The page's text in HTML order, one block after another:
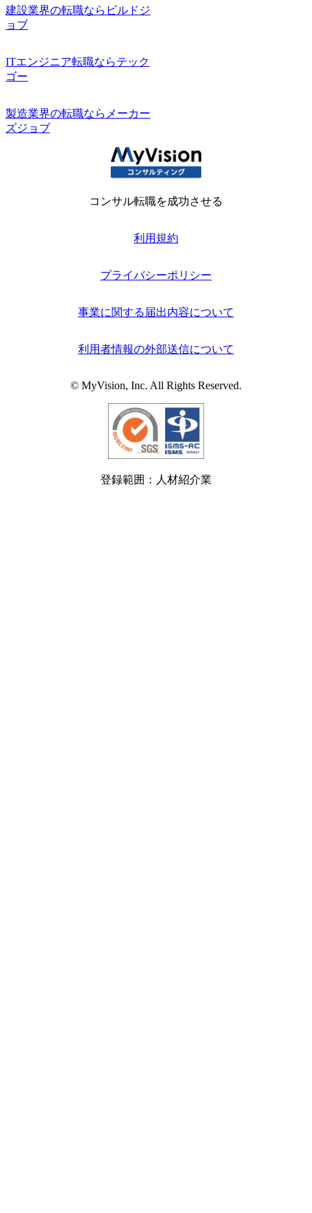
建設業界の転職ならビルドジ
ョブ
ITエンジニア転職ならテック
ゴー
製造業界の転職ならメーカー
ズジョブ
コンサル転職を成功させる
利用規約
プライバシーポリシー
事業に関する届出内容について
利用者情報の外部送信について
© MyVision, Inc. All Rights Reserved.
登録範囲：人材紹介業